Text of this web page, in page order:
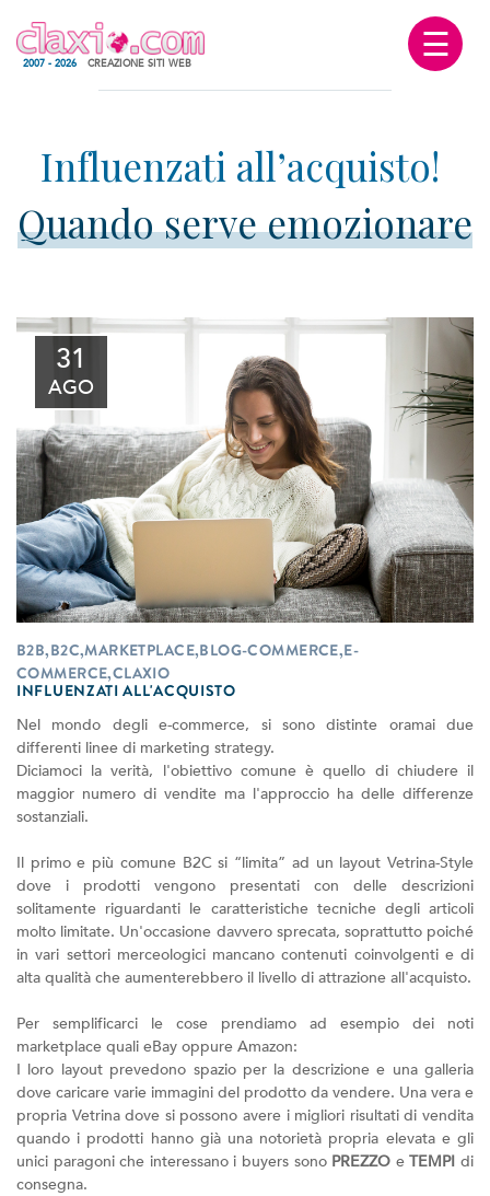
2007 - 2026 CREAZIONE SITI WEB ☰
Quando serve emozionare
31
AGO
B2B,B2C,MARKETPLACE,BLOG-COMMERCE,E-
COMMERCE,CLAXIO
INFLUENZATI ALL'ACQUISTO
Nel mondo degli e-commerce, si sono distinte oramai due
differenti linee di marketing strategy.
Diciamoci la verità, l'obiettivo comune è quello di chiudere il
maggior numero di vendite ma l'approccio ha delle differenze
sostanziali.
Il primo e più comune B2C si “limita” ad un layout Vetrina-Style
dove i prodotti vengono presentati con delle descrizioni
solitamente riguardanti le caratteristiche tecniche degli articoli
molto limitate. Un'occasione davvero sprecata, soprattutto poiché
in vari settori merceologici mancano contenuti coinvolgenti e di
alta qualità che aumenterebbero il livello di attrazione all'acquisto.
Per semplificarci le cose prendiamo ad esempio dei noti
marketplace quali eBay oppure Amazon:
I loro layout prevedono spazio per la descrizione e una galleria
dove caricare varie immagini del prodotto da vendere. Una vera e
propria Vetrina dove si possono avere i migliori risultati di vendita
quando i prodotti hanno già una notorietà propria elevata e gli
unici paragoni che interessano i buyers sono PREZZO eTEMPI di
consegna.